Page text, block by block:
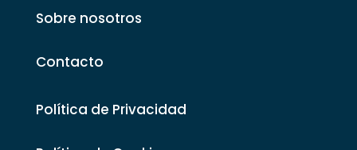
Sobre nosotros
Contacto
Política de Privacidad